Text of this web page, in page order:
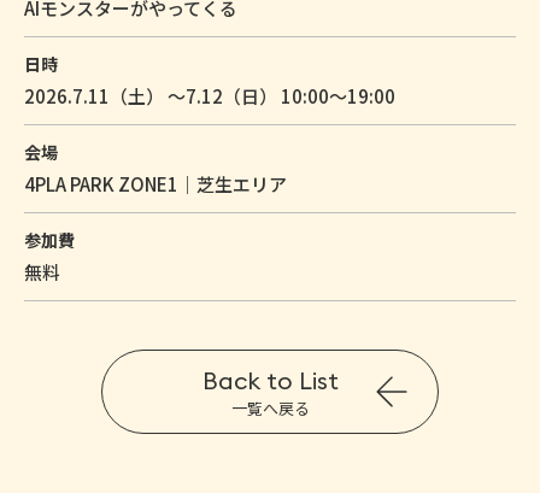
AIモンスターがやってくる
日時
2026.7.11（土） ～7.12（日） 10:00～19:00
会場
4PLA PARK ZONE1｜芝生エリア
参加費
無料
Back to List
一覧へ戻る